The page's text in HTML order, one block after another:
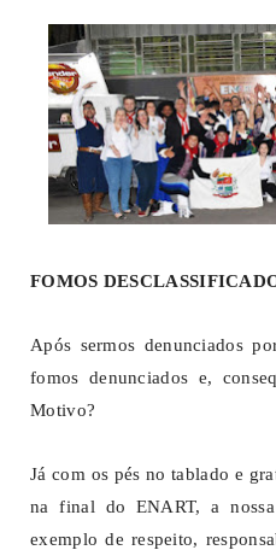
FOMOS
Após sermos denunciados
fomos denunciados e,
Motivo?
Já com os pés no tablado e
na final do ENART, a
exemplo de respeito,